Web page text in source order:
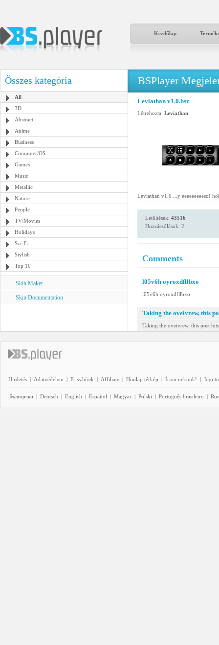
Kezdőlap
Összes kategória
All
3D
Abstract
Anime
Business
Computer/OS
Games
Music
Metallic
Nature
People
TV/Movies
Holidays
Sci-Fi
Stylish
Top 10
Skin Maker
Skin Documentation
BSPlayer
Leviathan v1.0.bsz
Létrehozta: Leviathan
Leviathan v1.0 ...y eeeeeeeeeso!
Letöltések: 43516
Hozzászólások: 2
Comments
l05v6h oyroxdfllbxo
l05v6h oyroxdfllbxo
Taking the oveivrew, this
Taking the oveivrew, this post
Hirdetés | Adatvédelem | Friss hírek | Affiliate | Honlap térkép | Írjon nekünk! | Jogi
Български | Deutsch | English | Español | Magyar | Polski | Português brasileiro |